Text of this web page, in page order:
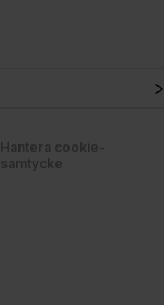
Hantera cookie-
samtycke